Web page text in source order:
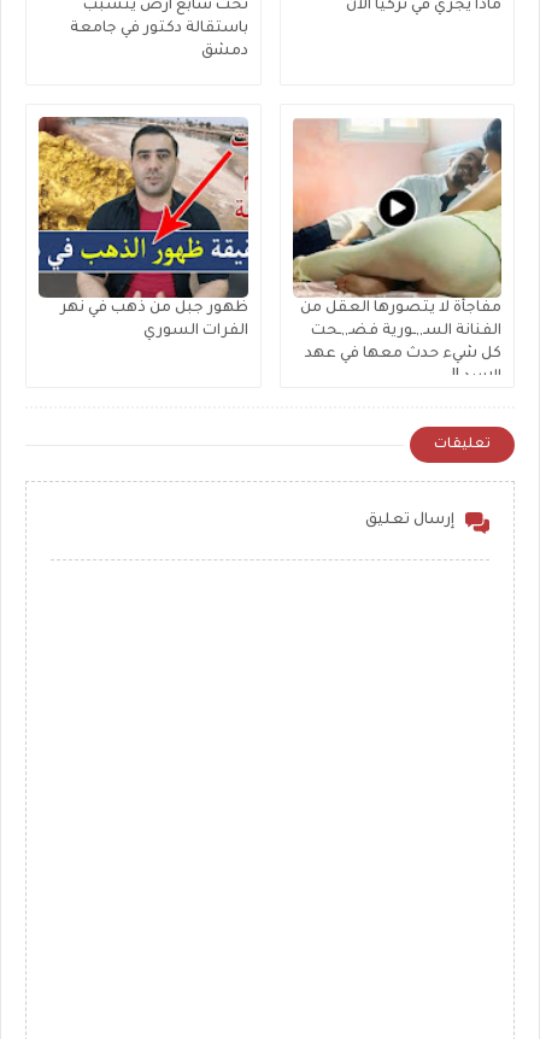
ماذا يجري في تركيا الان
تحت سابع أرض يتسبب
باستقالة دكتور في جامعة
دمشق
مفاجأة لا يتصورها العقل من
الفنانة السـ,,ـورية فضـ,,ـحت
كل شيء حدث معها في عهد
الاسد !!
ظهور جبل من ذهب في نهر
الفرات السوري
تعليقات
إرسال تعليق